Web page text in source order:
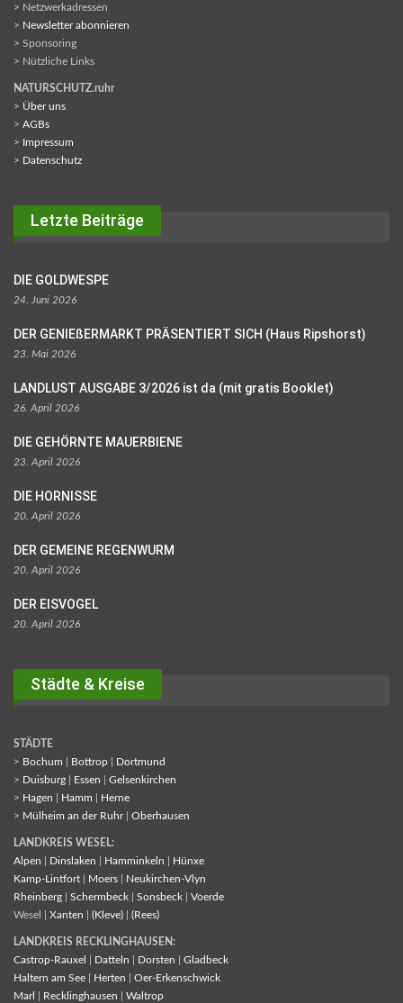
> Netzwerkadressen
> Newsletter abonnieren
> Sponsoring
> Nützliche Links
NATURSCHUTZ.ruhr
> Über uns
> AGBs
> Impressum
> Datenschutz
Letzte Beiträge
DIE GOLDWESPE
24. Juni 2026
DER GENIEßERMARKT PRÄSENTIERT SICH (Haus Ripshorst)
23. Mai 2026
LANDLUST AUSGABE 3/2026 ist da (mit gratis Booklet)
26. April 2026
DIE GEHÖRNTE MAUERBIENE
23. April 2026
DIE HORNISSE
20. April 2026
DER GEMEINE REGENWURM
20. April 2026
DER EISVOGEL
20. April 2026
Städte & Kreise
STÄDTE
> Bochum Bottrop
Dortmund
> Duisburg Essen
Gelsenkirchen
> Hagen Hamm
Herne
> Mülheim an der Ruhr| Oberhausen
LANDKREIS WESEL:
Alpen
Dinslaken Hamminkeln
Hünxe
Kamp-Lintfort
Moers
Neukirchen-Vlyn
Rheinberg
Schermbeck Sonsbeck
Voerde
Wesel | Xanten (Kleve) (Rees)
LANDKREIS RECKLINGHAUSEN:
Castrop-Rauxel
Datteln Dorsten
Gladbeck
Haltern am See
Herten
Oer-Erkenschwick
Marl
Recklinghausen Waltrop